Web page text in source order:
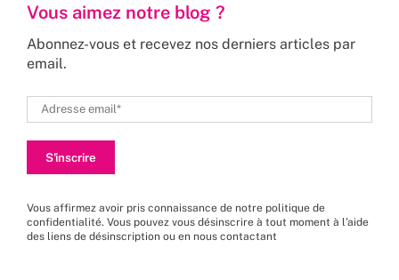
Vous aimez notre blog ?
Abonnez-vous et recevez nos derniers articles par
email.
Vous affirmez avoir pris connaissance de notre politique de
confidentialité. Vous pouvez vous désinscrire à tout moment à l’aide
des liens de désinscription ou en nous contactant